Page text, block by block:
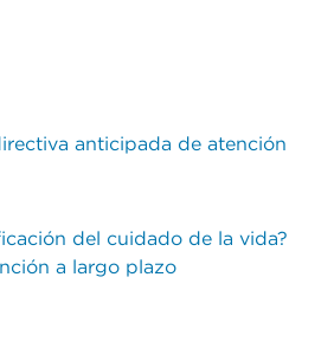
anticipada de atención
del cuidado de la vida?
a largo plazo